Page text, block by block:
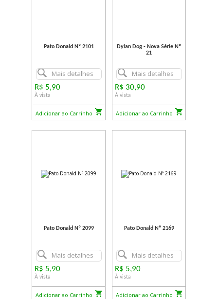
Pato Donald Nº 2101
Mais detalhes
R$ 5,90
À vista
Adicionar ao Carrinho
Dylan Dog - Nova Série Nº
21
Mais detalhes
R$ 30,90
À vista
Adicionar ao Carrinho
Pato Donald Nº 2099
Mais detalhes
R$ 5,90
À vista
Adicionar ao Carrinho
Pato Donald Nº 2169
Mais detalhes
R$ 5,90
À vista
Adicionar ao Carrinho